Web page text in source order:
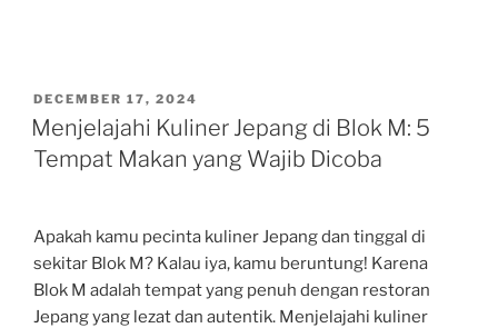
POSTED
ON
DECEMBER 17, 2024
Menjelajahi Kuliner Jepang di Blok M: 5
Tempat Makan yang Wajib Dicoba
Apakah kamu pecinta kuliner Jepang dan tinggal di
sekitar Blok M? Kalau iya, kamu beruntung! Karena
Blok M adalah tempat yang penuh dengan restoran
Jepang yang lezat dan autentik. Menjelajahi kuliner